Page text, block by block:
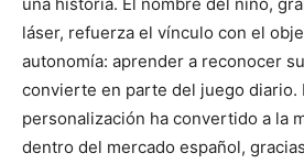
láser, refuerza el vínculo con el
autonomía: aprender a reconocer
convierte en parte del juego diario.
personalización ha convertido a la
dentro del mercado español,